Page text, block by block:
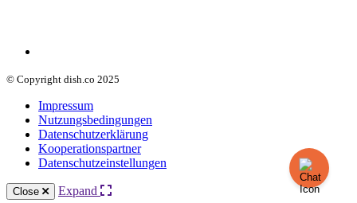
© Copyright dish.co 2025
Impressum
Nutzungsbedingungen
Datenschutzerklärung
Kooperationspartner
Datenschutzeinstellungen
Close Expand